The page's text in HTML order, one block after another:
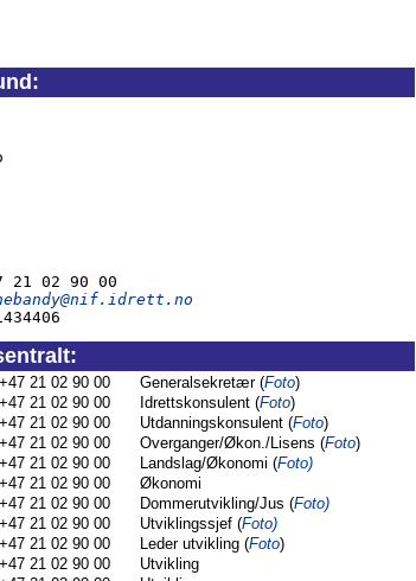
+47 21 02 90 00 Generalsekretær (Foto)
+47 21 02 90 00 Idrettskonsulent (Foto)
+47 21 02 90 00 Utdanningskonsulent (Foto)
+47 21 02 90 00 Overganger/Økon./Lisens (Foto)
+47 21 02 90 00 Landslag/Økonomi (Foto)
+47 21 02 90 00
Økonomi
+47 21 02 90 00 Dommerutvikling/Jus (Foto)
+47 21 02 90 00 Utviklingssjef (Foto)
+47 21 02 90 00 Leder utvikling (Foto)
+47 21 02 90 00
Utvikling